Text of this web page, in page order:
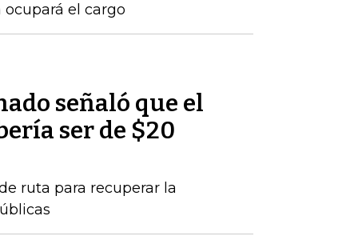
el cargo
señaló que el
ser de $20
ruta para recuperar la